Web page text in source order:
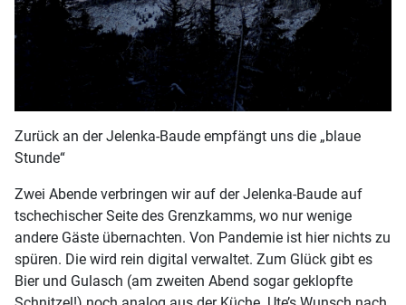
Zurück an der Jelenka-Baude empfängt uns die „blaue
Stunde“
Zwei Abende verbringen wir auf der Jelenka-Baude auf
tschechischer Seite des Grenzkamms, wo nur wenige
andere Gäste übernachten. Von Pandemie ist hier nichts zu
spüren. Die wird rein digital verwaltet. Zum Glück gibt es
Bier und Gulasch (am zweiten Abend sogar geklopfte